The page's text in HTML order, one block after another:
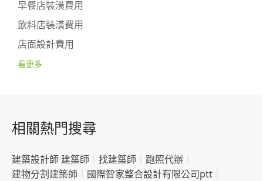
早餐店裝潢費用
飲料店裝潢費用
店面設計費用
看更多
相關熱門搜尋
建築設計師 建築師 找建築師 跑照代辦
建物分割建築師
國際智家整合設計有限公司ptt